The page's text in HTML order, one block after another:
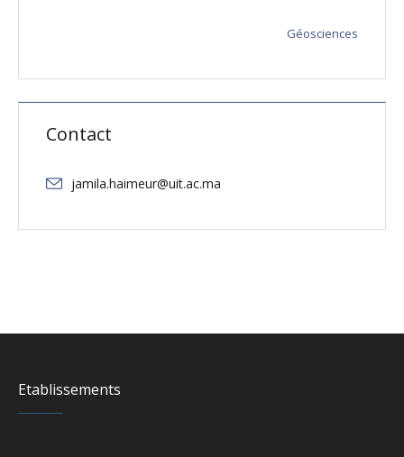
Géosciences
Contact
jamila.haimeur@uit.ac.ma
Etablissements